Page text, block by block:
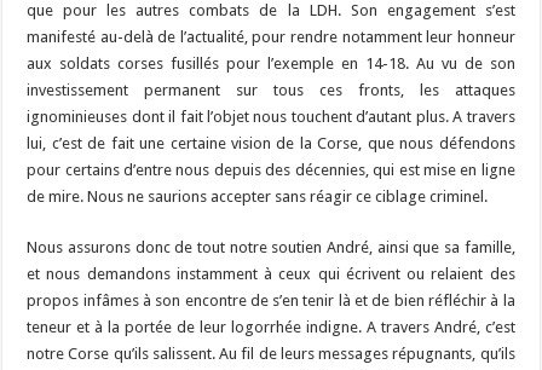
que pour les autres combats de la LDH. Son engagement s’est
manifesté au-delà de l’actualité, pour rendre notamment leur honneur
aux soldats corses fusillés pour l’exemple en 14-18. Au vu de son
investissement permanent sur tous ces fronts, les attaques
ignominieuses dont il fait l’objet nous touchent d’autant plus. A travers
lui, c’est de fait une certaine vision de la Corse, que nous défendons
pour certains d’entre nous depuis des décennies, qui est mise en ligne
de mire. Nous ne saurions accepter sans réagir ce ciblage criminel.
Nous assurons donc de tout notre soutien André, ainsi que sa famille,
et nous demandons instamment à ceux qui écrivent ou relaient des
propos infâmes à son encontre de s’en tenir là et de bien réfléchir à la
teneur et à la portée de leur logorrhée indigne. A travers André, c’est
notre Corse qu’ils salissent. Au fil de leurs messages répugnants, qu’ils